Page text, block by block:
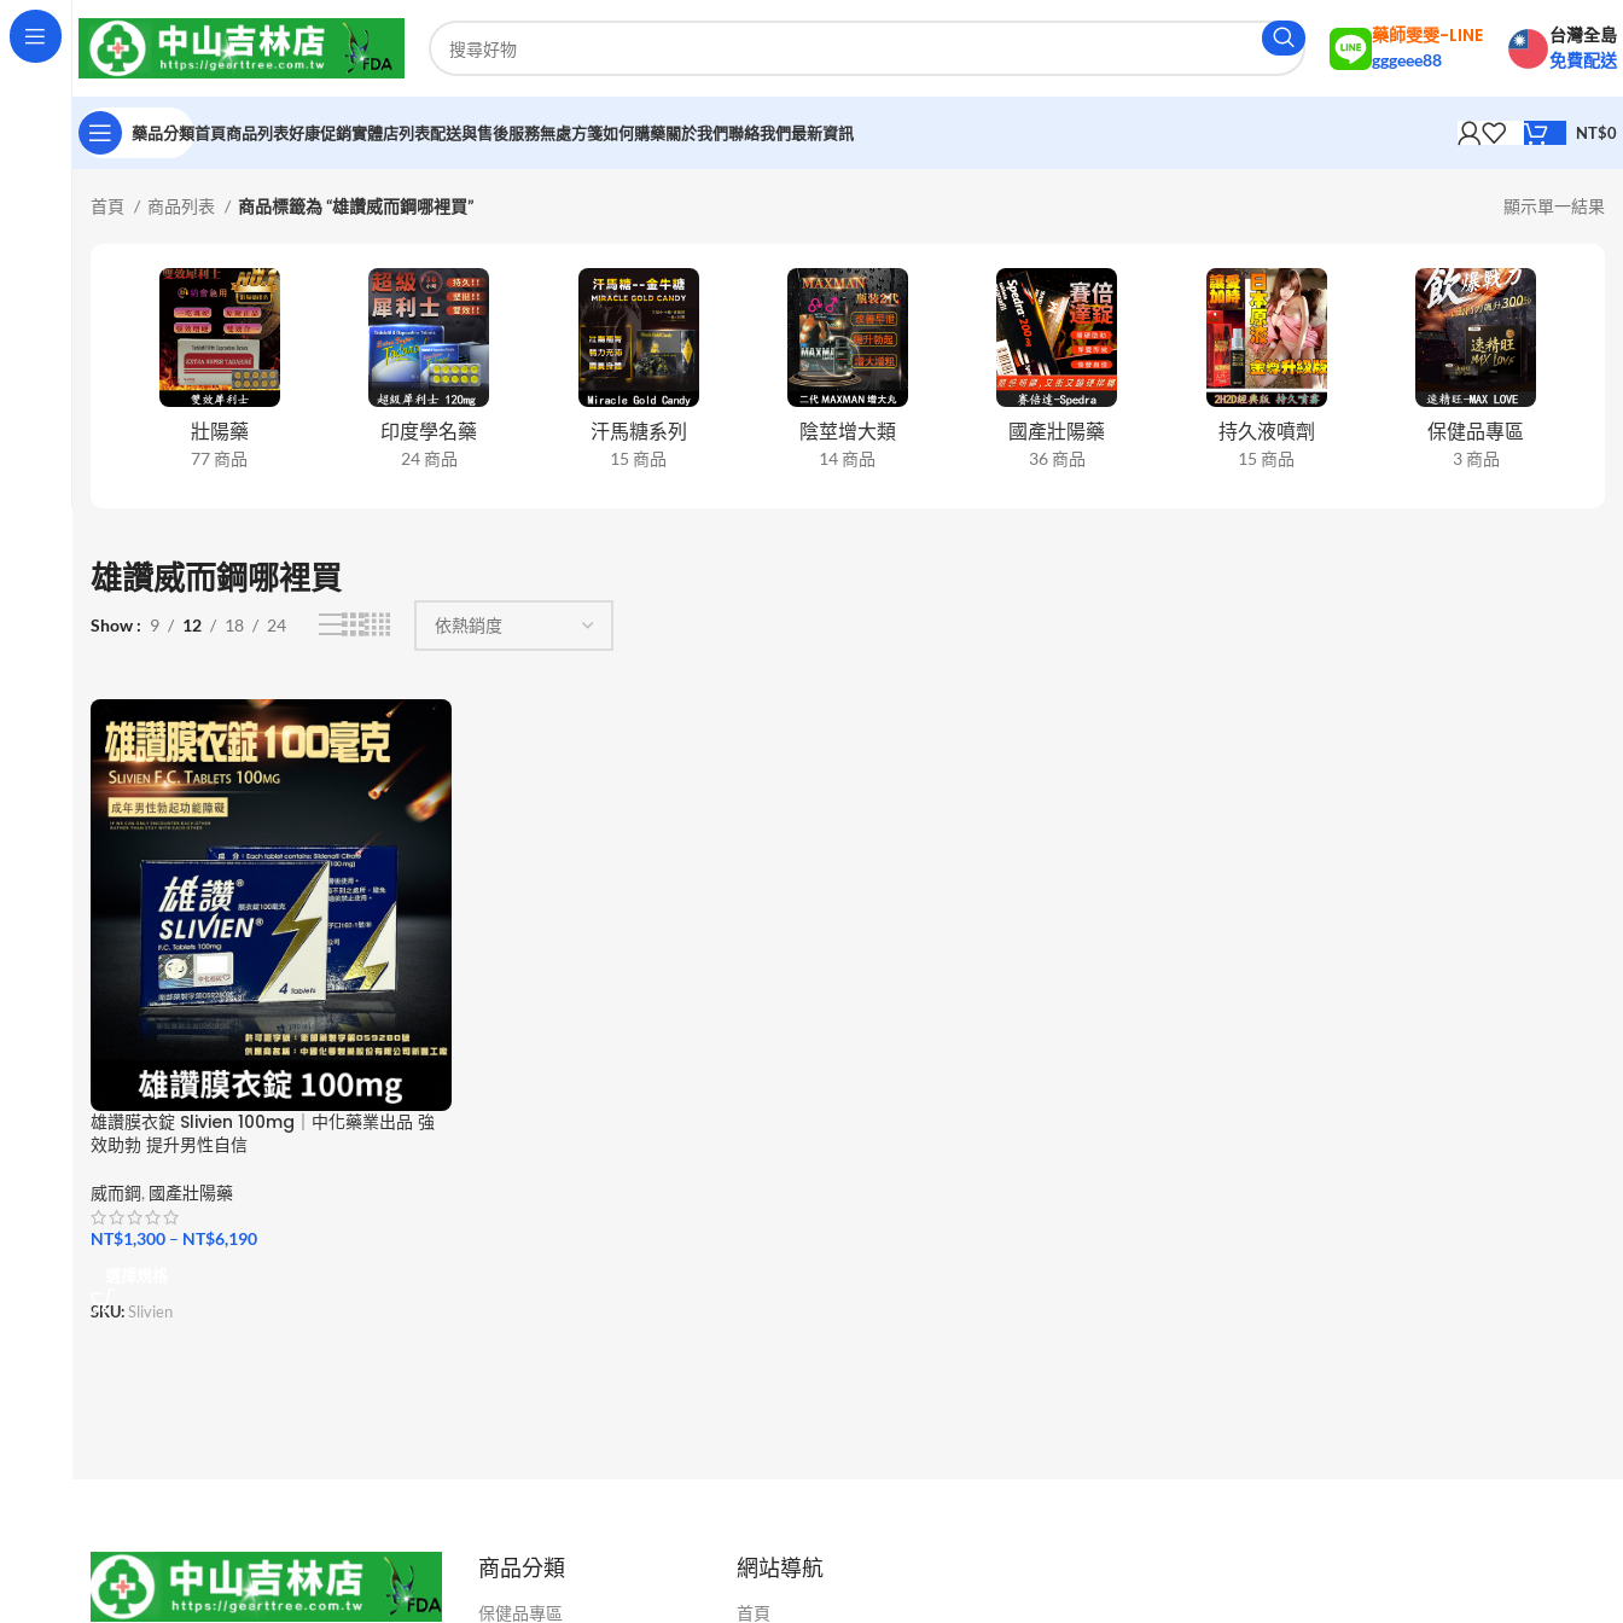
藥師雯雯-LINE
gggeee88
台灣全島
免費配送
藥品分類首頁商品列表好康促銷實體店列表配送與售後服務無處方箋如何購藥關於我們聯絡我們最新資訊 NT$0
首頁 商品列表 商品標籤為 “雄讚威而鋼哪裡買” 顯示單一結果
壯陽藥
77 商品
印度學名藥
24 商品
汗馬糖系列
15 商品
陰莖增大類
14 商品
國產壯陽藥
36 商品
持久液噴劑
15 商品
保健品專區
3 商品
雄讚威而鋼哪裡買
Show 9 12 18 24
雄讚膜衣錠 Slivien 100mg｜中化藥業出品 強
效助勃 提升男性自信
威而鋼, 國產壯陽藥
NT$1,300 – NT$6,190
SKU:Slivien
商品分類
保健品專區
網站導航
首頁